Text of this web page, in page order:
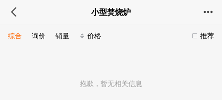
小型焚烧炉
推荐
综合 询价 销量 价格
抱歉，暂无相关信息